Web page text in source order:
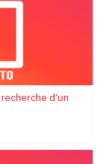
d'un